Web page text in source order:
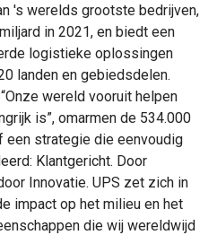
's werelds grootste bedrijven,
in 2021, en biedt een
logistieke oplossingen
landen en gebiedsdelen.
wereld vooruit helpen
is”, omarmen de 534.000
een strategie die eenvoudig
Klantgericht. Door
Innovatie. UPS zet zich in
impact op het milieu en het
die wij wereldwijd